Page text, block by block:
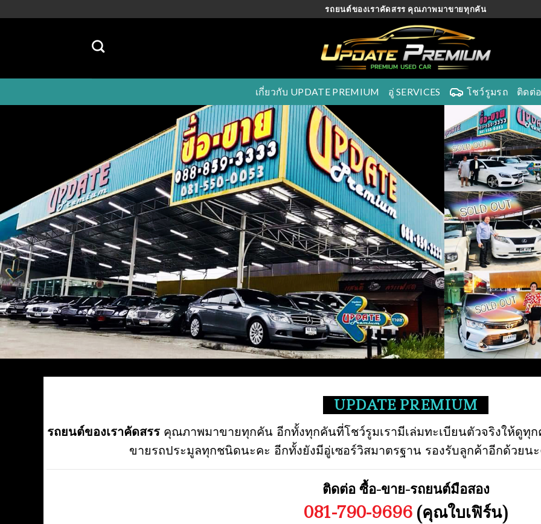
รถยนต์ของเราคัดสรร คุณภาพมาขายทุกคัน
เกี่ยวกับ UPDATE PREMIUM อู่ SERVICES โชว์รูมรถ ติดต่
UPDATE PREMIUM
รถยนต์ของเราคัดสรรคุณภาพมาขายทุกคัน อีกทั้งทุกคันที่โชว์รูมเรามีเล่มทะเบียนตัวจริงให้ดูทุ
ขายรถประมูลทุกชนิดนะคะ อีกทั้งยังมีอู่เซอร์วิสมาตรฐาน รองรับลูกค้าอีกด้วยน
ติดต่อ ซื้อ-ขาย-รถยนต์มือสอง
081-790-9696 (คุณใบเฟิร์น)